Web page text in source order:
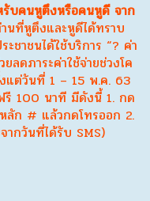
บคนหูตึงหรือคนหูดี จาก
นที่หูตึงและหูดีได้ทราบ
ชาชนได้ใช้บริการ “? ค่า
ดภาระค่าใช้จ่ายช่วงโค
แต่วันที่ 1 – 15 พ.ค. 63
รี 100 นาที มีดังนี้ 1. กด
ลัก # แล้วกดโทรออก 2.
กวันที่ได้รับ SMS)